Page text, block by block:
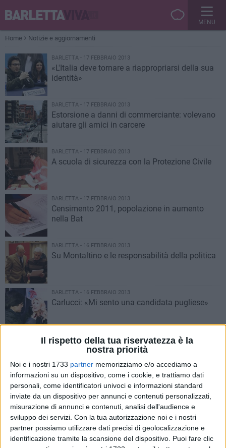
Il rispetto della tua riservatezza è la
nostra priorità
Noi e i nostri 1733 partner memorizziamo e/o accediamo a
informazioni su un dispositivo, come i cookie, e trattiamo dati
personali, come identificatori univoci e informazioni standard
inviate da un dispositivo per annunci e contenuti personalizzati,
misurazione di annunci e contenuti, analisi dell'audience e
sviluppo dei servizi. Con la tua autorizzazione noi e i nostri
partner possiamo utilizzare dati precisi di geolocalizzazione e
identificazione tramite la scansione del dispositivo. Puoi fare clic
MENU
Home Notizie e aggiornamenti
BARLETTA - 17 FEBBRAIO 2013
«L'Italia deve tornare a riappropriarsi della sua
identità»
BARLETTA - 17 FEBBRAIO 2013
Estorsione a danni di commerciante: volevano
aiutare gli amici in carcere
BARLETTA - 17 FEBBRAIO 2013
A scuola di sicurezza con la Protezione Civile
BARLETTA - 17 FEBBRAIO 2013
Censimento 2011, popolazione in aumento
nella Bat
BARLETTA - 16 FEBBRAIO 2013
Su Montaltino e le responsabilità della politica
BARLETTA - 16 FEBBRAIO 2013
Carlucci: «Mi sento una candidata pugliese»
BARLETTA - 16 FEBBRAIO 2013
Elettrosmog: istruzioni per l’uso
BARLETTA - 16 FEBBRAIO 2013
Antonio, mi porti a vedere Barbara D’Urso a
Mediaset?
BARLETTA - 16 FEBBRAIO 2013
Ciappetta-Camaggi: regione e provincia